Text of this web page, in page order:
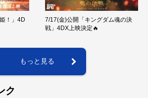
！」4D
7/17(金)公開「キングダム魂の決
戦」4DX上映決定🔥
もっと見る
ク